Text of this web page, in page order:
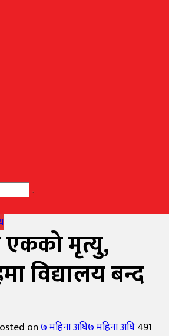
एकको मृत्यु,
विद्यालय बन्द
on७ महिना अघि७ महिना अघि491